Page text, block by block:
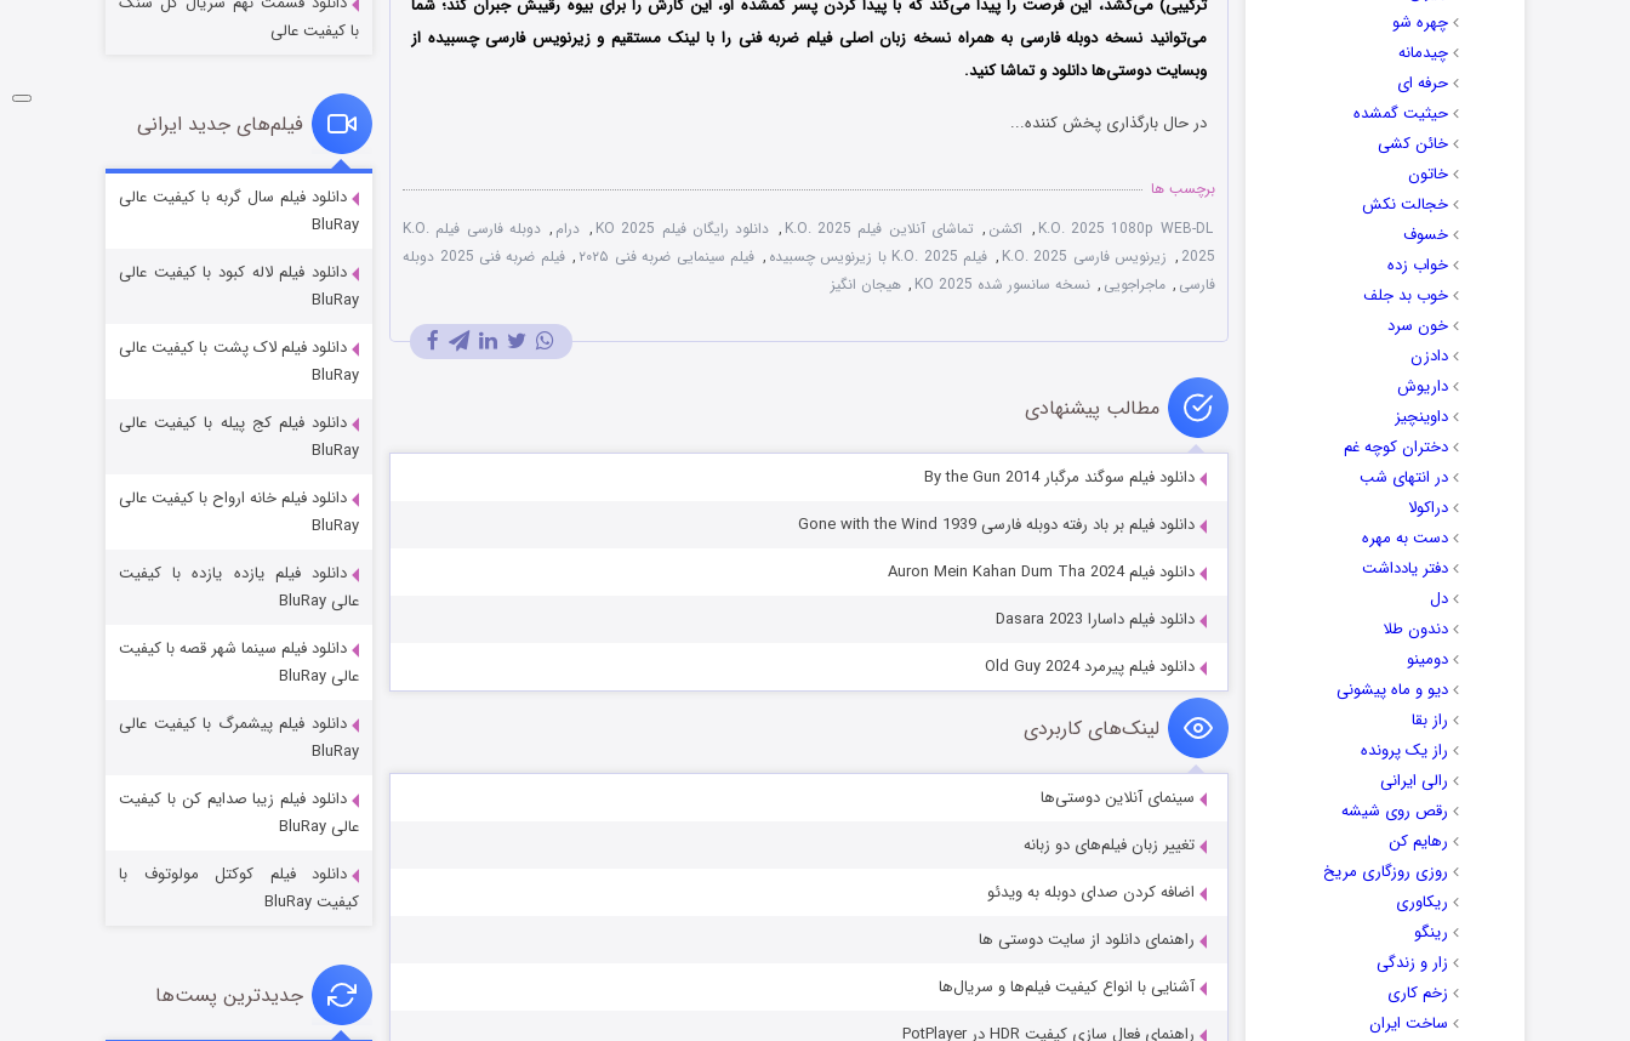
چهره شو
چیدمانه
حرفه ای
حیثیت گمشده
خائن کشی
خاتون
خجالت نکش
خسوف
خواب زده
خوب بد جلف
خون سرد
دادزن
داریوش
داوینچیز
دختران کوچه غم
در انتهای شب
دراکولا
دست به مهره
دفتر یادداشت
دل
دندون طلا
دومینو
دیو و ماه پیشونی
راز بقا
راز یک پرونده
رالی ایرانی
رقص روی شیشه
رهایم کن
روزی روزگاری مریخ
ریکاوری
رینگو
زار و زندگی
زخم کاری
ساخت ایران
ترکیبی) می‌کشد، این فرصت را پیدا می‌کند که با پیدا کردن پسر گمشده او، این کارش را برای بیوه رقیبش جبران کند؛ شما
می‌توانید نسخه دوبله فارسی به همراه نسخه زبان اصلی فیلم ضربه فنی را با ‌لینک مستقیم و زیرنویس فارسی چسبیده از
وبسایت دوستی‌ها دانلود و تماشا کنید.
در حال بارگذاری پخش کننده...
برچسب ها
K.O. 2025 1080p WEB-DL
, اکشن , تماشای آنلاین فیلم K.O. 2025 , دانلود رایگان فیلم KO 2025 , درام ,
دوبله فارسی فیلم K.O.
2025
, زیرنویس فارسی K.O. 2025 , فیلم K.O. 2025 با زیرنویس چسبیده , فیلم سینمایی ضربه فنی ۲۰۲۵ ,
فیلم ضربه فنی 2025 دوبله
فارسی , ماجراجویی , نسخه سانسور شده KO 2025 , هیجان انگیز
مطالب پیشنهادی
دانلود فیلم سوگند مرگبار By the Gun 2014
دانلود فیلم بر باد رفته دوبله فارسی Gone with the Wind 1939
دانلود فیلم Auron Mein Kahan Dum Tha 2024
دانلود فیلم داسارا Dasara 2023
دانلود فیلم پیرمرد Old Guy 2024
لینک‌های کاربردی
سینمای آنلاین دوستی‌ها
تغییر زبان فیلم‌های دو زبانه
اضافه کردن صدای دوبله به ویدئو
راهنمای دانلود از سایت دوستی ها
آشنایی با انواع کیفیت فیلم‌ها و سریال‌ها
راهنمای فعال سازی کیفیت HDR در PotPlayer
شوگر فصل ۲
قسمت
خاندان اژدها فصل ۳
جادوگری در مغولستان
با کیفیت عالی
فیلم‌های جدید ایرانی
دانلود فیلم سال گربه با کیفیت عالی
BluRay
دانلود فیلم لاله کبود با کیفیت عالی
BluRay
دانلود فیلم لاک پشت با کیفیت عالی
BluRay
دانلود فیلم کج‌ پیله با کیفیت عالی
BluRay
دانلود فیلم خانه ارواح با کیفیت عالی
BluRay
دانلود فیلم یازده یازده با کیفیت
عالی BluRay
دانلود فیلم سینما شهر قصه با کیفیت
عالی BluRay
دانلود فیلم پیشمرگ با کیفیت عالی
BluRay
دانلود فیلم زیبا صدایم کن با کیفیت
عالی BluRay
دانلود فیلم کوکتل مولوتوف با
کیفیت BluRay
جدیدترین پست‌ها